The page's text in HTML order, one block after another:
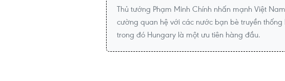
Thủ tướng Phạm Minh Chính nhấn mạnh Việt
cường quan hệ với các nước bạn bè truyền thống
trong đó Hungary là một ưu tiên hàng đầu.